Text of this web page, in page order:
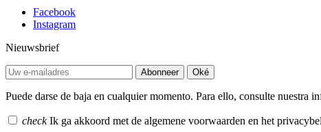
Facebook
Instagram
Nieuwsbrief
Abonneer Oké
Puede darse de baja en cualquier momento. Para ello, consulte nuestra
check Ik ga akkoord met de algemene voorwaarden en het